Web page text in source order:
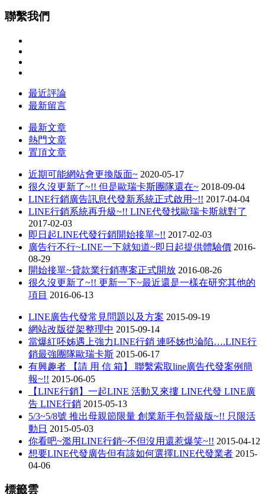
聯繫我們
最近評論
最新留言
最新文章
熱門文章
置頂文章
近期可能網站會更換版面~ 2020-05-17
很久沒更新了~!! 但是歐瑞卡斯團隊還在~ 2018-09-04
LINE行銷廣告訊息代發新系統正式啟用~!! 2017-04-04
LINE行銷系統再升級~!! LINE代發找歐瑞卡斯就對了
2017-02-03
即日起LINE代發行銷開始接單~!! 2017-02-03
廣告行不行~LINE一下就知道~即日起提供體驗價 2016-
08-29
開始接單~貸款業行銷專案正式開放 2016-08-26
很久沒更新了~!! 更新一下~最近還是一樣在研究其他的
項目 2016-06-13
LINE廣告代發常見問題以及方案 2015-09-19
網站改版從架整理中 2015-09-14
當爆紅呸姊遇上強力LINE行銷 連呸姊也淪陷….LINE行
銷最強團隊歐瑞卡斯 2015-06-17
有興趣者 【請 用 信 箱】 聯繫索取line廣告代發案例簡
報~!! 2015-06-05
【LINE行銷】一起LINE 活動又來摟 LINE代發 LINE廣
告 LINE行銷 2015-05-13
5/3~5/8號 推出母親節限量 創業新手包晉級版~!! 只限活
動日 2015-05-03
你看吧~濫用LINE行銷~不但沒用還惹爆笑~!! 2015-04-12
想要LINE代發廣告但有該如何選擇LINE代發業者 2015-
04-06
標籤雲